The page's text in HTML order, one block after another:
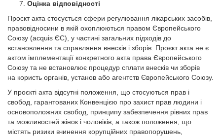
Оцінка відповідності
Проєкт акта стосується сфери регулювання лікарських засобів,
правовідносини в якій охоплюються правом Європейського
Союзу (acquis ЄС), у частині загальних підходів до
встановлення та справляння внесків і зборів. Проєкт акта не є
актом імплементації конкретного акта права Європейського
Союзу та не встановлює процедур сплати внесків чи зборів
на користь органів, установ або агентств Європейського Союзу.
У проєкті акта відсутні положення, що стосуються прав і
свобод, гарантованих Конвенцією про захист прав людини і
основоположних свобод, принципу забезпечення рівних прав
та можливостей жінок і чоловіків, а також положення, що
містять ризики вчинення корупційних правопорушень,